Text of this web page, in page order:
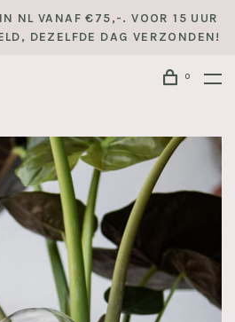
NL VANAF €75,-. VOOR 15 UUR
DEZELFDE DAG VERZONDEN!
0